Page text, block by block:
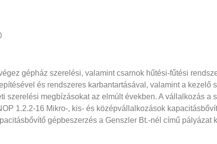
gépház szerelési, valamint csarnok hűtési-fűtési
és rendszeres karbantartásával, valamint a kezelő
szerelési megbízásokat az elmúlt években. A vállalkozás a
1.2.2-16 Mikro-, kis- és középvállalkozások
gépbeszerzés a Genszler Bt.-nél című pályázat